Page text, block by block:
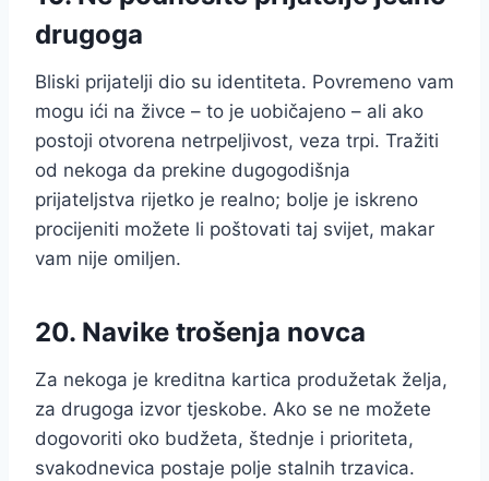
drugoga
Bliski prijatelji dio su identiteta. Povremeno vam
mogu ići na živce – to je uobičajeno – ali ako
postoji otvorena netrpeljivost, veza trpi. Tražiti
od nekoga da prekine dugogodišnja
prijateljstva rijetko je realno; bolje je iskreno
procijeniti možete li poštovati taj svijet, makar
vam nije omiljen.
20. Navike trošenja novca
Za nekoga je kreditna kartica produžetak želja,
za drugoga izvor tjeskobe. Ako se ne možete
dogovoriti oko budžeta, štednje i prioriteta,
svakodnevica postaje polje stalnih trzavica.